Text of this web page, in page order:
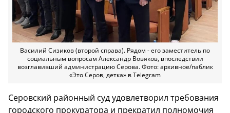
Василий Сизиков (второй справа). Рядом - его заместитель по
социальным вопросам Александр Вовяков, впоследствии
возглавивший администрацию Серова. Фото: архивное/паблик
«Это Серов, детка» в Telegram
Серовский районный суд удовлетворил требования
городского прокуратора и прекратил полномочия